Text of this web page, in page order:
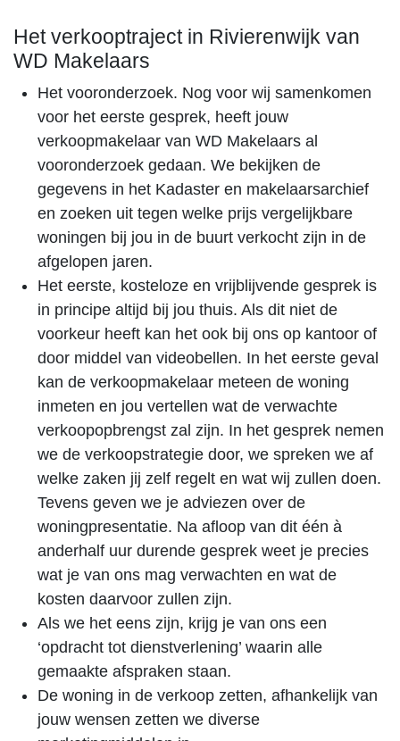
Het verkooptraject in Rivierenwijk van
WD Makelaars
Het vooronderzoek. Nog voor wij samenkomen
voor het eerste gesprek, heeft jouw
verkoopmakelaar van WD Makelaars al
vooronderzoek gedaan. We bekijken de
gegevens in het Kadaster en makelaarsarchief
en zoeken uit tegen welke prijs vergelijkbare
woningen bij jou in de buurt verkocht zijn in de
afgelopen jaren.
Het eerste, kosteloze en vrijblijvende gesprek is
in principe altijd bij jou thuis. Als dit niet de
voorkeur heeft kan het ook bij ons op kantoor of
door middel van videobellen. In het eerste geval
kan de verkoopmakelaar meteen de woning
inmeten en jou vertellen wat de verwachte
verkoopopbrengst zal zijn. In het gesprek nemen
we de verkoopstrategie door, we spreken we af
welke zaken jij zelf regelt en wat wij zullen doen.
Tevens geven we je adviezen over de
woningpresentatie. Na afloop van dit één à
anderhalf uur durende gesprek weet je precies
wat je van ons mag verwachten en wat de
kosten daarvoor zullen zijn.
Als we het eens zijn, krijg je van ons een
‘opdracht tot dienstverlening’ waarin alle
gemaakte afspraken staan.
De woning in de verkoop zetten, afhankelijk van
jouw wensen zetten we diverse